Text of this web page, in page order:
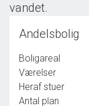
vandet.
MULIGT AT BESTILLE
Dejlig andelslejlighed
Andelsbolig
Boligareal
Værelser
Heraf stuer
Antal plan